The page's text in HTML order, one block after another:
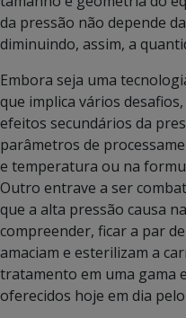
da pressão não depende
diminuindo, assim, a
Embora seja uma
que implica vários
efeitos secundários da
parâmetros de
e temperatura ou na
Outro entrave a ser
que a alta pressão causa
compreender, ficar a par
amaciam e esterilizam a
tratamento em uma gama
oferecidos hoje em dia